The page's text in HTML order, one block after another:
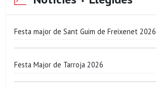
Festa major de Sant Guim de Freixenet 2026
Festa Major de Tarroja 2026